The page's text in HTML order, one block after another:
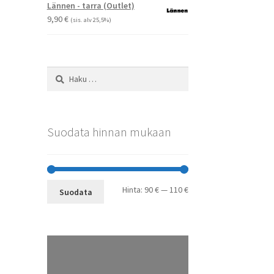
Lännen - tarra (Outlet)
9,90€ (sis. alv 25,5%)
Haku:
Suodata hinnan mukaan
Minimihinta
Maksimihinta
Suodata Hinta: 90 €—110 €